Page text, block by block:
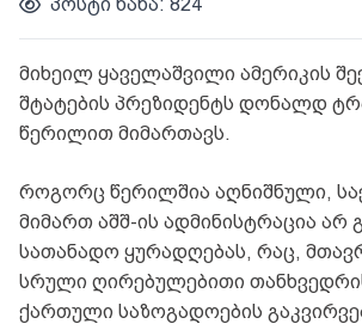
მიხეილ ყაველაშვილი ამერიკის
შტატების პრეზიდენტს დონალდ
წერილით მიმართავს.
როგორც წერილშია აღნიშნული,
მიმართ აშშ-ის ადმინისტრაცია არ
სათანადო ყურადღებას, რაც,
სრული ღირებულებითი
ქართული საზოგადოების